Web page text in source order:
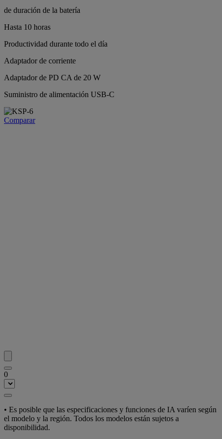
de duración de la batería
Hasta 10 horas
Productividad durante todo el día
Adaptador de corriente
Adaptador de PD CA de 20 W
Suministro de alimentación USB-C
Comparar
0
• Es posible que las especificaciones y funciones de IA varíen según
el modelo y la región. Todos los modelos están sujetos a
disponibilidad.